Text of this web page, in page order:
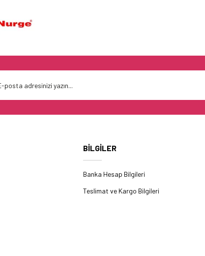
BİLGİLER
Banka Hesap Bilgileri
Teslimat ve Kargo Bilgileri